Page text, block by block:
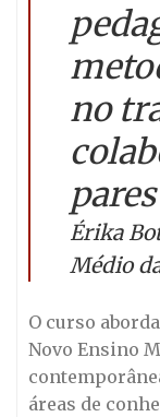
no
Érika
Médio
O curso
Novo Ensino
áreas de